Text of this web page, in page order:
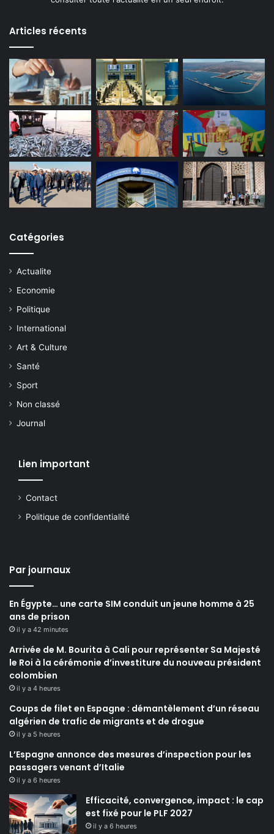
Articles récents
Catégories
Actualite
Economie
Politique
International
Art & Culture
Santé
Sport
Non classé
Journal
Lien important
Contact
Politique de confidentialité
Par journaux
En Égypte… une carte SIM conduit un jeune homme à 25
ans de prison
il y a 42 minutes
Arrivée de M. Bourita à Cali pour représenter Sa Majesté
le Roi à la cérémonie d’investiture du nouveau président
colombien
il y a 4 heures
Coups de filet en Espagne : démantèlement d’un réseau
algérien de trafic de migrants et de drogue
il y a 5 heures
L’Espagne annonce des mesures d’inspection pour les
passagers venant d’Italie
il y a 6 heures
Efficacité, convergence, impact : le cap
est fixé pour le PLF 2027
il y a 6 heures